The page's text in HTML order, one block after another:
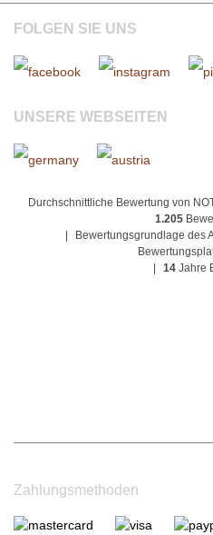
FOLGEN SIE UNS
UNSERE WEBSEITEN
Durchschnittliche Bewertung von
1.205
Bewertungsgrundlage des
14 Jahre
Zahlungsmethoden